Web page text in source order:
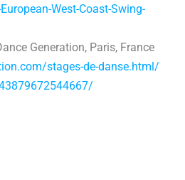
West-Coast-Swing-
Generation, Paris, France
stages-de-danse.html/